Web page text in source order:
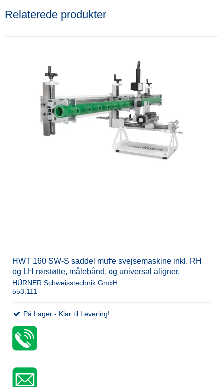
Relaterede produkter
HWT 160 SW-S saddel muffe svejsemaskine inkl. RH
og LH rørstøtte, målebånd, og universal aligner.
HÜRNER Schweisstechnik GmbH
553.111
På Lager - Klar til Levering!